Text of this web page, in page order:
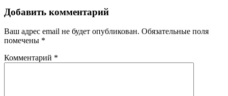
Добавить комментарий
Ваш адрес email не будет опубликован. Обязательные поля
помечены *
Комментарий *